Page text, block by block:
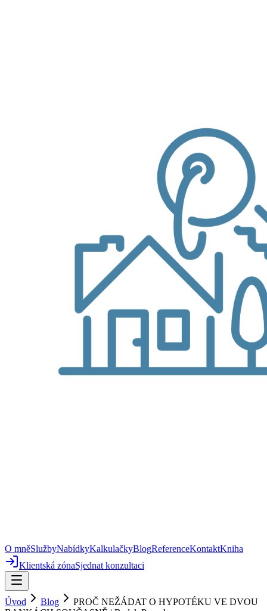
O mněSlužbyNabídkyKalkulačkyBlogReferenceKontaktKniha
Klientská zónaSjednat konzultaci
Úvod Blog
PROČ NEŽÁDAT O HYPOTÉKU VE DVOU